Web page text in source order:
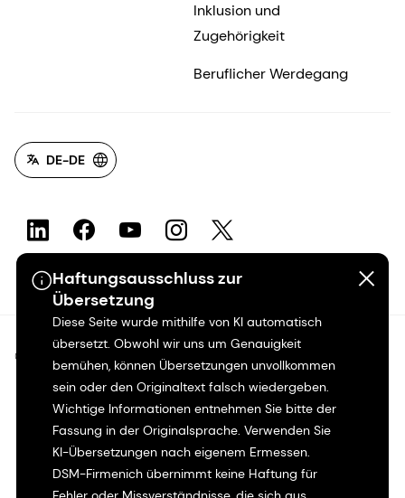
Haftungsausschluss zur
Übersetzung
Diese Seite wurde mithilfe von KI automatisch
übersetzt. Obwohl wir uns um Genauigkeit
bemühen, können Übersetzungen unvollkommen
sein oder den Originaltext falsch wiedergeben.
Wichtige Informationen entnehmen Sie bitte der
Fassung in der Originalsprache. Verwenden Sie
KI-Übersetzungen nach eigenem Ermessen.
DSM-Firmenich übernimmt keine Haftung für
Inklusion und
Zugehörigkeit
Beruflicher Werdegang
DE-DE
©2026 dsm-firmenich. Alle Rechte vorbehalten.
Hinweis zum Datenschutz
Bedingungen für die Nutzung